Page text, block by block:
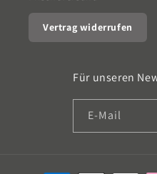
Vertrag widerrufen
Für unseren
E-Mail